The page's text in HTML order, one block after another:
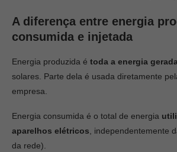
A diferença entre energia
consumida e injetada
Energia produzida é toda a energia gerada
solares. Parte dela é usada diretamente
empresa.
Energia consumida é o total de energia
aparelhos elétricos , independentemente
da rede).